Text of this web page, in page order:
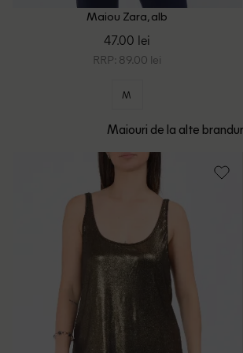
Maiou Zara, alb
47.00 lei
RRP: 89.00 lei
M
Maiouri de la alte